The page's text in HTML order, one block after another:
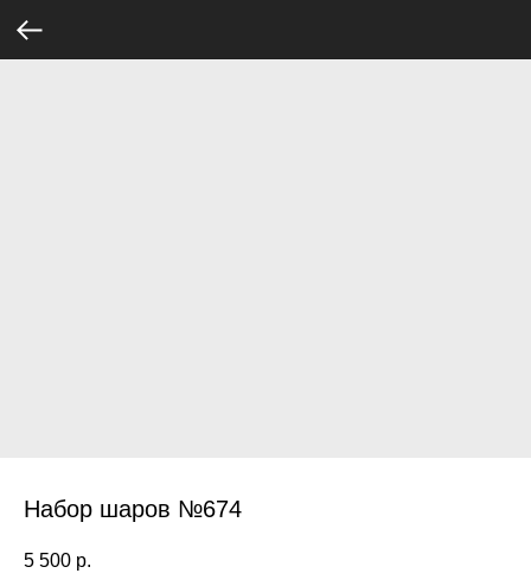
Набор шаров №674
5 500 р.